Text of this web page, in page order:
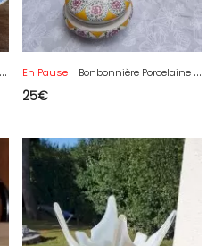
En Pause- Bonbonnière Porcelaine ancienne AK France
25€